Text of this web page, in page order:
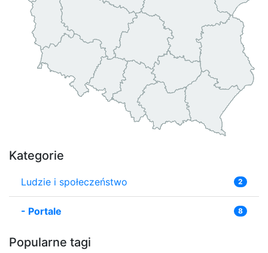
Kategorie
Ludzie i społeczeństwo 2
- Portale 8
Popularne tagi